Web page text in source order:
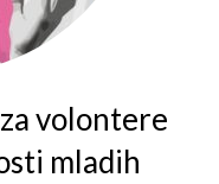
volontere
mladih